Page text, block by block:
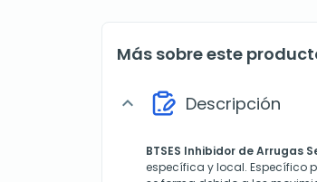
Más sobre este
expand_more Descripción
BTSES Inhibidor de Arrugas
específica y local. Específico